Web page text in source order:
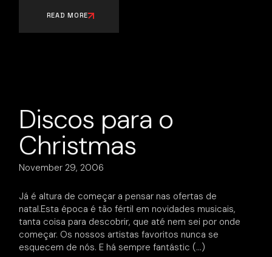
READ MORE
Discos para o
Christmas
November 29, 2006
Já é altura de começar a pensar nas ofertas de
natal.Esta época é tão fértil em novidades musicais,
tanta coisa para descobrir, que até nem sei por onde
começar. Os nossos artistas favoritos nunca se
esquecem de nós. E há sempre fantástic